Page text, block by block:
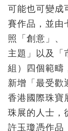
可能也可變成
賽作品，並由
照「創意」、
主題」以及「
組）四個範疇
新增「最受歡
香港國際珠寶
珠展的人士，
許玉瓊憑作品